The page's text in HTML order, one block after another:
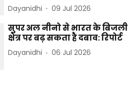
Dayanidhi 09 Jul 2026
सुपर अल नीनो से भारत के बिजली
क्षेत्र पर बढ़ सकता है दबाव: रिपोर्ट
Dayanidhi 06 Jul 2026